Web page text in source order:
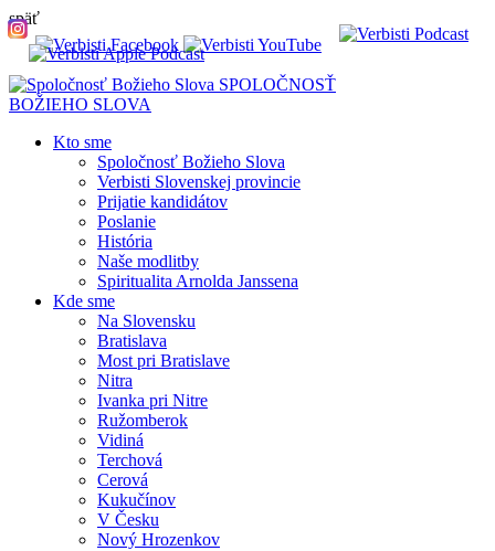
späť
SPOLOČNOSŤ
BOŽIEHO SLOVA
Kto sme
Spoločnosť Božieho Slova
Verbisti Slovenskej provincie
Prijatie kandidátov
Poslanie
História
Naše modlitby
Spiritualita Arnolda Janssena
Kde sme
Na Slovensku
Bratislava
Most pri Bratislave
Nitra
Ivanka pri Nitre
Ružomberok
Vidiná
Terchová
Cerová
Kukučínov
V Česku
Nový Hrozenkov